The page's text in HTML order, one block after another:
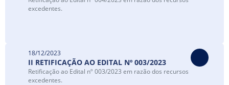
excedentes.
18/12/2023
II RETIFICAÇÃO AO EDITAL Nº 003/2023
Retificação ao Edital nº 003/2023 em razão dos recursos
excedentes.